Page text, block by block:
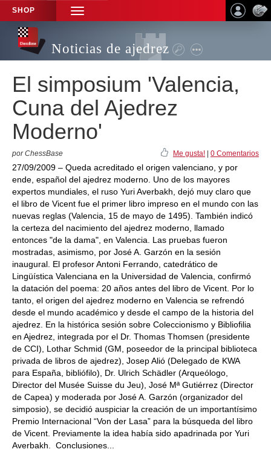
SHOP
TOGGLE
NAVIGATION
Noticias de ajedrez
El simposium 'Valencia,
Cuna del Ajedrez
Moderno'
por ChessBase Me gusta! 0 Comentarios
27/09/2009 – Queda acreditado el origen valenciano, y por
ende, español del ajedrez moderno. Uno de los mayores
expertos mundiales, el ruso Yuri Averbakh, dejó muy claro que
el libro de Vicent fue el primer libro impreso en el mundo con las
nuevas reglas (Valencia, 15 de mayo de 1495). También indicó
la certeza del nacimiento del ajedrez moderno, llamado
entonces "de la dama", en Valencia. Las pruebas fueron
mostradas, asimismo, por José A. Garzón en la sesión
inaugural. El profesor Antoni Ferrando, catedrático de
Lingüística Valenciana en la Universidad de Valencia, confirmó
la datación del poema: 20 años antes del libro de Vicent. Por lo
tanto, el origen del ajedrez moderno en Valencia se refrendó
desde el mundo académico y desde el campo de la historia del
ajedrez. En la histórica sesión sobre Coleccionismo y Bibliofilia
en Ajedrez, integrada por el Dr. Thomas Thomsen (presidente
de CCI), Lothar Schmid (GM, poseedor de la principal biblioteca
privada de libros de ajedrez), Josep Alió (Delegado de KWA
para España, bibliófilo), Dr. Ulrich Schädler (Arqueólogo,
Director del Musée Suisse du Jeu), José Mª Gutiérrez (Director
de Capea) y moderada por José A. Garzón (organizador del
simposio), se decidió auspiciar la creación de un importantísimo
Premio Internacional “Von der Lasa” para la búsqueda del libro
de Vicent. Previamente la idea había sido apadrinada por Yuri
Averbakh. Conclusiones...